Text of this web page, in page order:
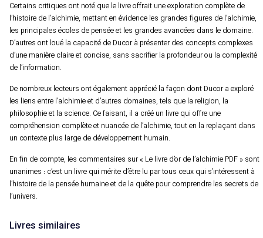
Certains critiques ont noté que le livre offrait une exploration complète de
l’histoire de l’alchimie, mettant en évidence les grandes figures de l’alchimie,
les principales écoles de pensée et les grandes avancées dans le domaine.
D’autres ont loué la capacité de Ducor à présenter des concepts complexes
d’une manière claire et concise, sans sacrifier la profondeur ou la complexité
de l’information.
De nombreux lecteurs ont également apprécié la façon dont Ducor a exploré
les liens entre l’alchimie et d’autres domaines, tels que la religion, la
philosophie et la science. Ce faisant, il a créé un livre qui offre une
compréhension complète et nuancée de l’alchimie, tout en la replaçant dans
un contexte plus large de développement humain.
En fin de compte, les commentaires sur « Le livre d’or de l’alchimie PDF » sont
unanimes : c’est un livre qui mérite d’être lu par tous ceux qui s’intéressent à
l’histoire de la pensée humaine et de la quête pour comprendre les secrets de
l’univers.
Livres similaires